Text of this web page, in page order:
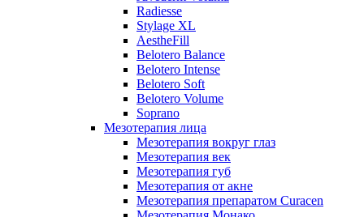
Radiesse
Stylage XL
AestheFill
Belotero Balance
Belotero Intense
Belotero Soft
Belotero Volume
Soprano
Мезотерапия лица
Мезотерапия вокруг глаз
Мезотерапия век
Мезотерапия губ
Мезотерапия от акне
Мезотерапия препаратом Curacen